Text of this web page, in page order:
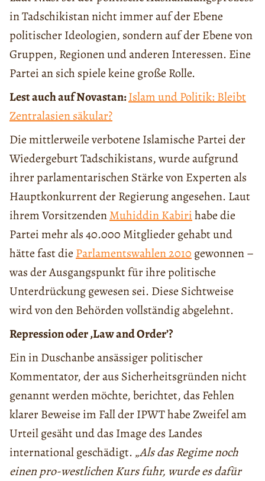
in Tadschikistan nicht immer auf der Ebene
politischer Ideologien, sondern auf der Ebene von
Gruppen, Regionen und anderen Interessen. Eine
Partei an sich spiele keine große Rolle.
Lest auch auf Novastan:Islam und Politik: Bleibt
Zentralasien säkular?
Die mittlerweile verbotene Islamische Partei der
Wiedergeburt Tadschikistans, wurde aufgrund
ihrer parlamentarischen Stärke von Experten als
Hauptkonkurrent der Regierung angesehen. Laut
ihrem VorsitzendenMuhiddin Kabirihabe die
Partei mehr als 40.000 Mitglieder gehabt und
hätte fast die Parlamentswahlen 2010 gewonnen –
was der Ausgangspunkt für ihre politische
Unterdrückung gewesen sei. Diese Sichtweise
wird von den Behörden vollständig abgelehnt.
Repression oder ‚Law and Order’?
Ein in Duschanbe ansässiger politischer
Kommentator, der aus Sicherheitsgründen nicht
genannt werden möchte, berichtet, das Fehlen
klarer Beweise im Fall der IPWT habe Zweifel am
Urteil gesäht und das Image des Landes
international geschädigt. „Als das Regime noch
einen pro-westlichen Kurs fuhr, wurde es dafür